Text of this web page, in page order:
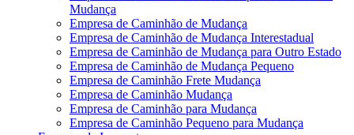
Mudança
Empresa de Caminhão de Mudança
Empresa de Caminhão de Mudança Interestadual
Empresa de Caminhão de Mudança para Outro Estado
Empresa de Caminhão de Mudança Pequeno
Empresa de Caminhão Frete Mudança
Empresa de Caminhão Mudança
Empresa de Caminhão para Mudança
Empresa de Caminhão Pequeno para Mudança